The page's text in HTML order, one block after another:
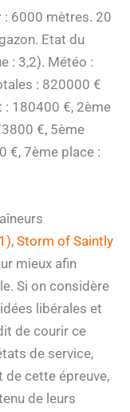
: 6000 mètres. 20
Etat du
: 3,2). Météo :
: 820000 €
: 180400 €, 2ème
€, 5ème
€, 7ème place :
, Storm of Saintly
mieux afin
Si on considère
libérales et
de courir ce
de service,
cette épreuve,
de leurs